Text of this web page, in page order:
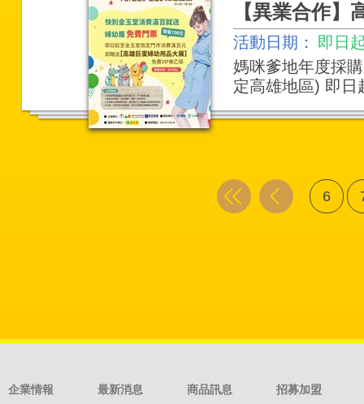
【異業合作】
活動日期：
即日
媽咪爹地年度採
定高雄地區) 即日
6
企業情報 最新消息 商品訊息 招募加盟